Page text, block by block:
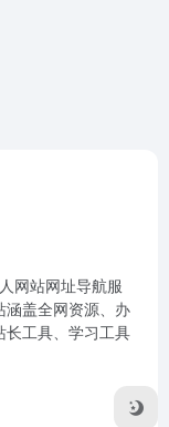
网站网址导航服
涵盖全网资源、办
工具、学习工具